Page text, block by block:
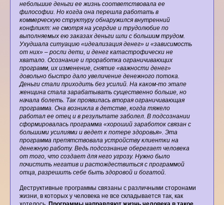
небольшие деньги ее жизнь соответствовала ее
философии. Но когда она перешла работать в
коммерческую структуру обнаружился внутренний
конфликт: не смотря на усердие и трудолюбие по
выполняемых ею заказах деньги шли с большим трудом.
Ухудшала ситуацию «идеализация денег» и «зависимость
от них» – росли дети, и денег катастрофически не
хватало. Осознание и проработка ограничивающих
программ, их изменение, снятие «важности денег»
довольно быстро дало увеличение денежного потока.
Деньги стали приходить без усилий. На каком-то этапе
женщина стала зарабатывать существенно больше, но
начала болеть. Так проявилась вторая ограничивающая
программа. Она возникла в детстве, когда тяжело
работал ее отец и в результате заболел. В подсознании
сформировалась программа «хороший заработок связан с
большими усилиями и ведет к потере здоровья». Эта
программа препятствовала устройству клиентки на
денежную работу. Ведь подсознание оберегает человека
от того, что создает для него угрозу. Нужно было
почистить негатив и растождествиться с программой
отца, разрешить себе быть здоровой и богатой.
Деструктивные программы связаны с различными сторонами
жизни, в которых у человека не все складывается так, как